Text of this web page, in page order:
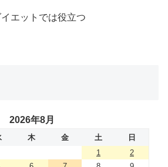
エットでは役立つ
2026年8月
木 金 土
日
1
2